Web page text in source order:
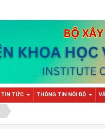
TIN TỨC THÔNG TIN NỘI BỘ